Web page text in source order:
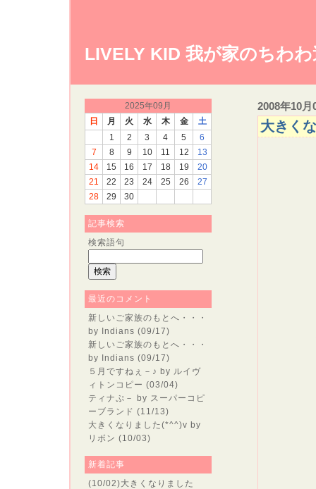
LIVELY KID 我が家のちわわ
2025年09月
日
月 火 水 木 金
土
1
2 3 4 5
6
7
8 9 10 11 12
13
14
15 16 17 18 19
20
21
22 23 24 25 26
27
28
29 30
記事検索
検索語句
最近のコメント
新しいご家族のもとへ・・・
by Indians (09/17)
新しいご家族のもとへ・・・
by Indians (09/17)
５月ですねぇ－♪ by ルイヴ
ィトンコピー (03/04)
ティナぷ－
by スーパーコピ
ーブランド (11/13)
大きくなりました(*^^)v by
リボン (10/03)
新着記事
(10/02)大きくなりました
2008年10月
大きく